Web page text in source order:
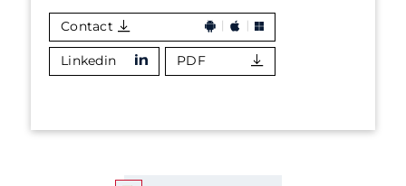
Contact
Linkedin PDF